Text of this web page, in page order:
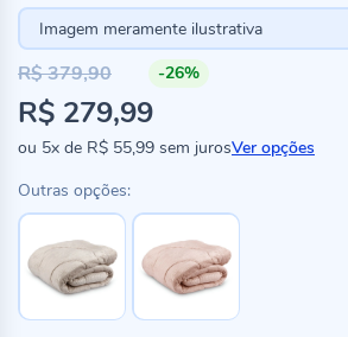
Imagem meramente ilustrativa
-26%
Preço
especial
R$ 279,99
R$ 379,90
ou 5x de R$ 55,99 sem jurosVer opções
Outras opções: